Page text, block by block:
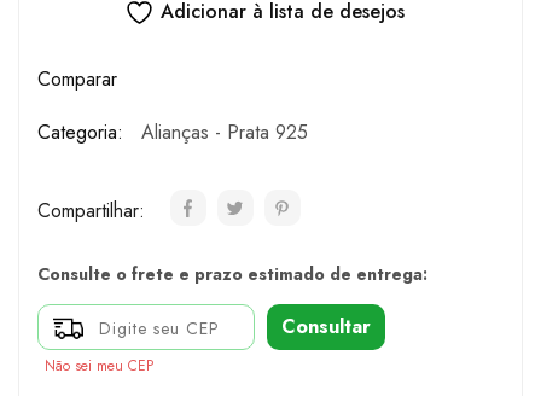
Adicionar à lista de desejos
Comparar
Categoria:
Alianças - Prata 925
Compartilhar:
Consulte o frete e prazo estimado de entrega:
Consultar
Não sei meu CEP